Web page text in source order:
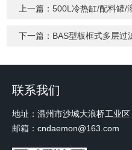
上一篇：500L冷热缸/配料罐/
下一篇： BAS型板框式多层过
联系我们
地址：温州市沙城大浪桥工业区
邮箱：cndaemon@163.com